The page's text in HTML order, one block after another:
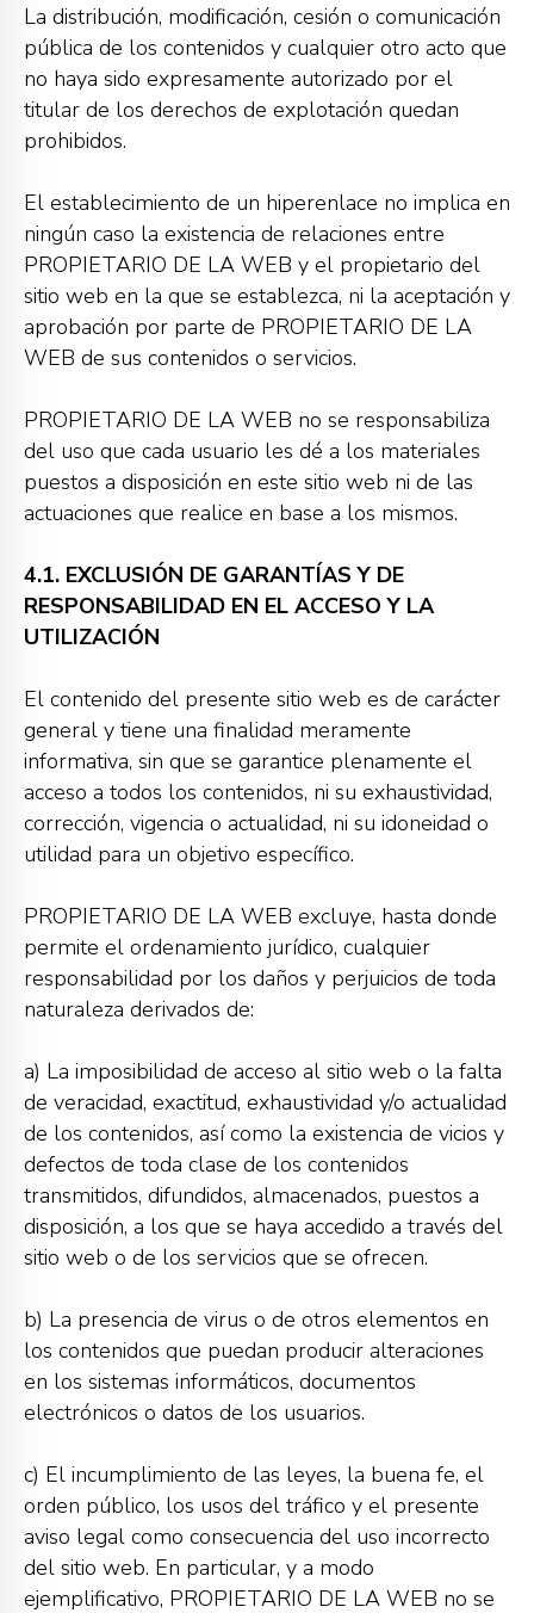
La distribución, modificación, cesión o comunicación
pública de los contenidos y cualquier otro acto que
no haya sido expresamente autorizado por el
titular de los derechos de explotación quedan
prohibidos.
El establecimiento de un hiperenlace no implica en
ningún caso la existencia de relaciones entre
PROPIETARIO DE LA WEB y el propietario del
sitio web en la que se establezca, ni la aceptación y
aprobación por parte de PROPIETARIO DE LA
WEB de sus contenidos o servicios.
PROPIETARIO DE LA WEB no se responsabiliza
del uso que cada usuario les dé a los materiales
puestos a disposición en este sitio web ni de las
actuaciones que realice en base a los mismos.
4.1. EXCLUSIÓN DE GARANTÍAS Y DE
RESPONSABILIDAD EN EL ACCESO Y LA
UTILIZACIÓN
El contenido del presente sitio web es de carácter
general y tiene una finalidad meramente
informativa, sin que se garantice plenamente el
acceso a todos los contenidos, ni su exhaustividad,
corrección, vigencia o actualidad, ni su idoneidad o
utilidad para un objetivo específico.
PROPIETARIO DE LA WEB excluye, hasta donde
permite el ordenamiento jurídico, cualquier
responsabilidad por los daños y perjuicios de toda
naturaleza derivados de:
a) La imposibilidad de acceso al sitio web o la falta
de veracidad, exactitud, exhaustividad y/o actualidad
de los contenidos, así como la existencia de vicios y
defectos de toda clase de los contenidos
transmitidos, difundidos, almacenados, puestos a
disposición, a los que se haya accedido a través del
sitio web o de los servicios que se ofrecen.
b) La presencia de virus o de otros elementos en
los contenidos que puedan producir alteraciones
en los sistemas informáticos, documentos
electrónicos o datos de los usuarios.
c) El incumplimiento de las leyes, la buena fe, el
orden público, los usos del tráfico y el presente
aviso legal como consecuencia del uso incorrecto
del sitio web. En particular, y a modo
ejemplificativo, PROPIETARIO DE LA WEB no se